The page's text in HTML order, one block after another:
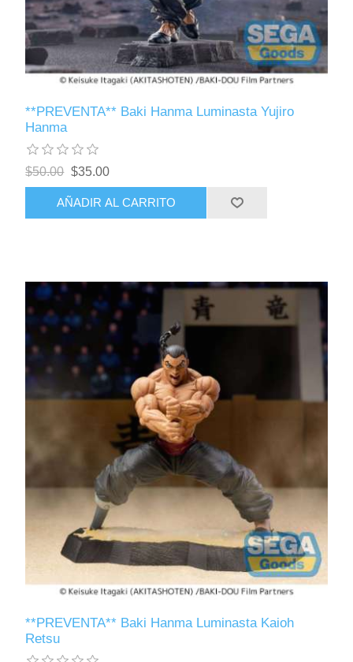
**PREVENTA** Baki Hanma Luminasta Yujiro
Hanma
$50.00 $35.00
AÑADIR AL CARRITO
**PREVENTA** Baki Hanma Luminasta Kaioh
Retsu